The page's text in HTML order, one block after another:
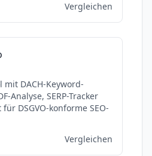
Vergleichen
mit DACH-Keyword-
Analyse, SERP-Tracker
DSGVO-konforme SEO-
Vergleichen